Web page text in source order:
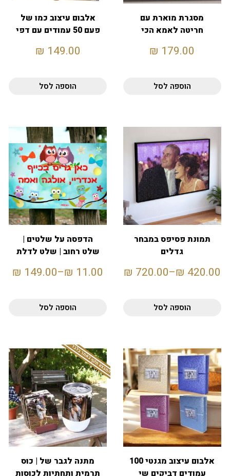
מסגרת מוארת עם
חריטה לאמא הכי
179.00
₪
הוספה לסל
אלבום עיצוב כמו של
פעם 50 עמודים עם דפי
149.00
₪
הוספה לסל
תמונת פסיפס במבחר
גדלים
420.00
₪
–
720.00
₪
הוספה לסל
הדפסה על שלטים |
שלט רחוב | שלט לדלת
11.00
₪
–
149.00
₪
הוספה לסל
אלבום עיצוב מגנטי 100
עמודים דביקים שי
המבצע תקף באתר בלבד
מתנה לגבר של | כוס
תרמית ותחתיות לכוסות